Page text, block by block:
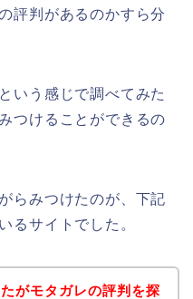
評判があるのかすら分
いう感じで調べてみた
つけることができるの
らみつけたのが、下記
るサイトでした。
がモタガレの評判を探